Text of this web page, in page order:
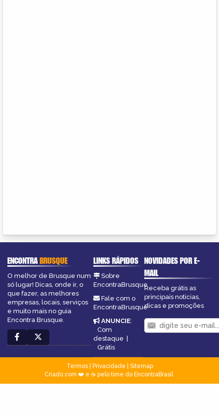
ENCONTRABRUSQUE
O melhor de Brusque num
só lugar! Dicas, onde ir, o
que fazer, as melhores
empresas, locais, serviços
e muito mais no guia
Encontra Brusque.
LINKS RÁPIDOS
Sobre
EncontraBrusque
Fale com o
EncontraBrusque
ANUNCIE:
Com
destaque |
Grátis
NOVIDADES POR E-
MAIL
Receba grátis as
principais notícias,
dicas e promoções
Termos| Privacidade
Sitemap
Criado com ❤️ e ☕ pelo time do EncontraBrasil